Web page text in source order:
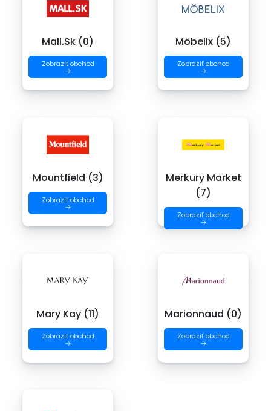
Mall.Sk (0)
Zobraziť obchod
→
Möbelix (5)
Zobraziť obchod
→
Mountfield (3)
Zobraziť obchod
→
Merkury Market
(7)
Zobraziť obchod
→
Mary Kay (11)
Zobraziť obchod
→
Marionnaud (0)
Zobraziť obchod
→